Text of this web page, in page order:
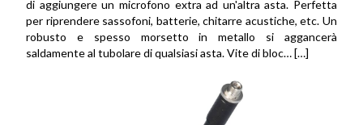
di aggiungere un microfono extra ad un'altra asta. Perfetta
per riprendere sassofoni, batterie, chitarre acustiche, etc. Un
robusto e spesso morsetto in metallo si aggancerà
saldamente al tubolare di qualsiasi asta. Vite di bloc… […]